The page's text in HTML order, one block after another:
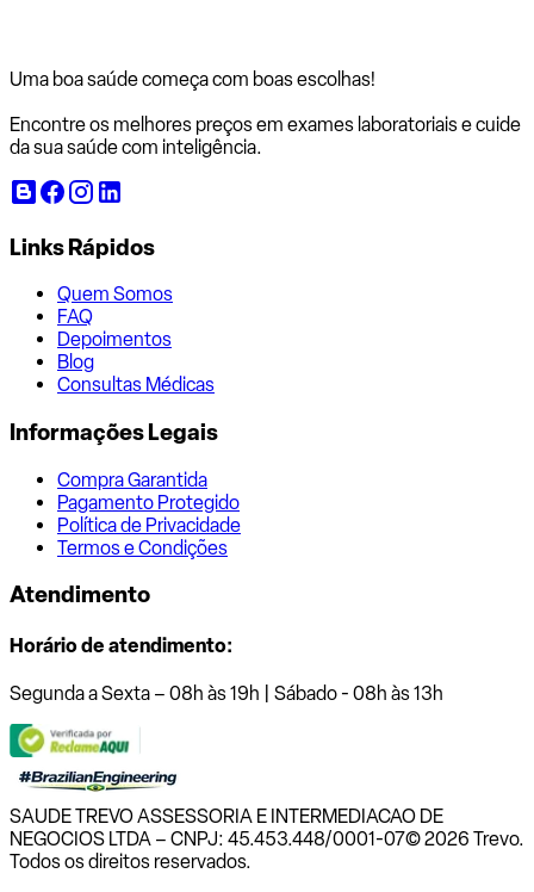
Uma boa saúde começa com boas escolhas!
Encontre os melhores preços em exames laboratoriais e cuide
da sua saúde com inteligência.
Links Rápidos
Quem Somos
FAQ
Depoimentos
Blog
Consultas Médicas
Informações Legais
Compra Garantida
Pagamento Protegido
Política de Privacidade
Termos e Condições
Atendimento
Horário de atendimento:
Segunda a Sexta – 08h às 19h | Sábado - 08h às 13h
SAUDE TREVO ASSESSORIA E INTERMEDIACAO DE
NEGOCIOS LTDA – CNPJ: 45.453.448/0001-07© 2026 Trevo.
Todos os direitos reservados.